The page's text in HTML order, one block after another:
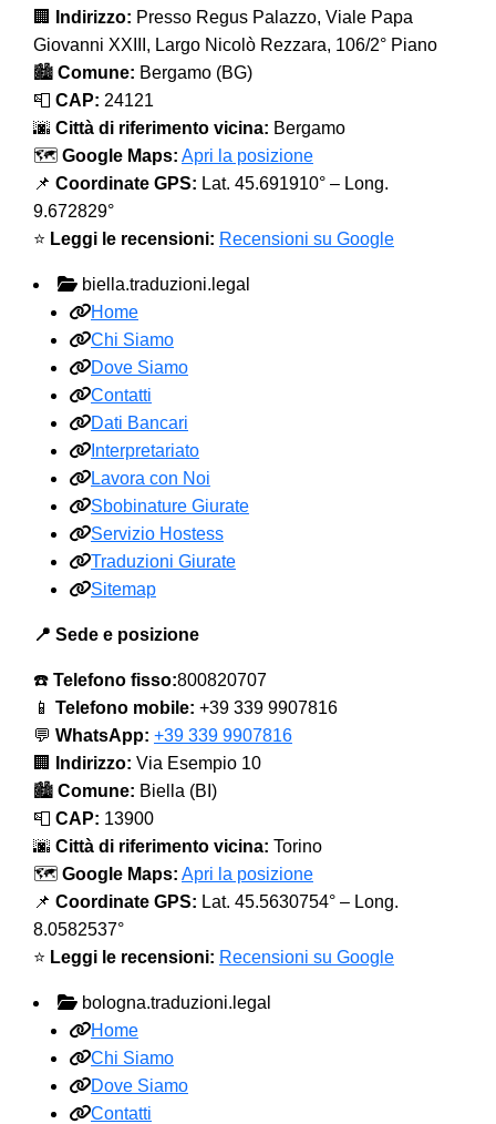
🏢
Indirizzo: Presso Regus Palazzo, Viale Papa
Giovanni XXIII, Largo Nicolò Rezzara, 106/2° Piano
🏙️ Comune: Bergamo (BG)
📮 CAP: 24121
🌆 Città di riferimento vicina: Bergamo
🗺️ Google Maps: Apri la posizione
📌 Coordinate GPS: Lat. 45.691910° – Long.
9.672829°
⭐ Leggi le recensioni: Recensioni su Google
biella.traduzioni.legal
Home
Chi Siamo
Dove Siamo
Contatti
Dati Bancari
Interpretariato
Lavora con Noi
Sbobinature Giurate
Servizio Hostess
Traduzioni Giurate
Sitemap
📍 Sede e posizione
☎️ Telefono fisso:800820707
📱 Telefono mobile: +39 339 9907816
💬 WhatsApp: +39 339 9907816
🏢
Indirizzo: Via Esempio 10
🏙️ Comune: Biella (BI)
📮 CAP: 13900
🌆 Città di riferimento vicina: Torino
🗺️ Google Maps: Apri la posizione
📌 Coordinate GPS: Lat. 45.5630754° – Long.
8.0582537°
⭐ Leggi le recensioni: Recensioni su Google
bologna.traduzioni.legal
Home
Chi Siamo
Dove Siamo
Contatti